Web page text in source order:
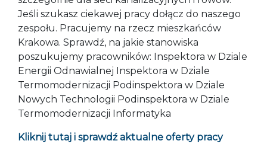
Jeśli szukasz ciekawej pracy dołącz do naszego
zespołu. Pracujemy na rzecz mieszkańców
Krakowa. Sprawdź, na jakie stanowiska
poszukujemy pracowników: Inspektora w Dziale
Energii Odnawialnej Inspektora w Dziale
Termomodernizacji Podinspektora w Dziale
Nowych Technologii Podinspektora w Dziale
Termomodernizacji Informatyka
Kliknij tutaj i sprawdź aktualne oferty pracy